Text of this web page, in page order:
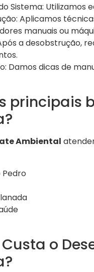
Sistema:
Aplicamos
manuais ou
a desobstrução,
Damos dicas de
principais
Ambiental
Pedro
o